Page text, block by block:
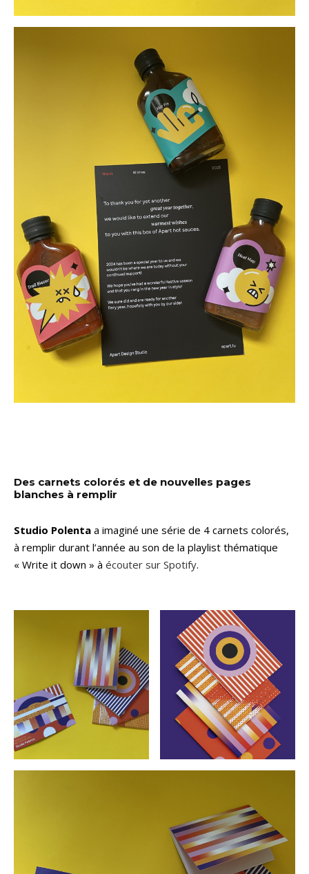
Des carnets colorés et de nouvelles pages
blanches à remplir
Studio Polenta a imaginé une série de 4 carnets colorés,
à remplir durant l’année au son de la playlist thématique
« Write it down » à écouter sur Spotify.